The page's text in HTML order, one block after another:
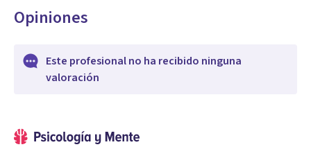
Opiniones
Este profesional no ha recibido ninguna
valoración